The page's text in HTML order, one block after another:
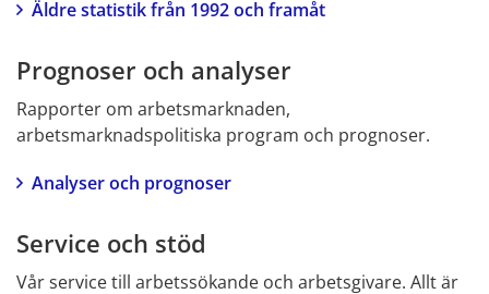
Äldre statistik från 1992 och framåt
Prognoser och analyser
Rapporter om arbetsmarknaden,
arbetsmarknadspolitiska program och prognoser.
Analyser och prognoser
Service och stöd
Vår service till arbetssökande och arbetsgivare. Allt är